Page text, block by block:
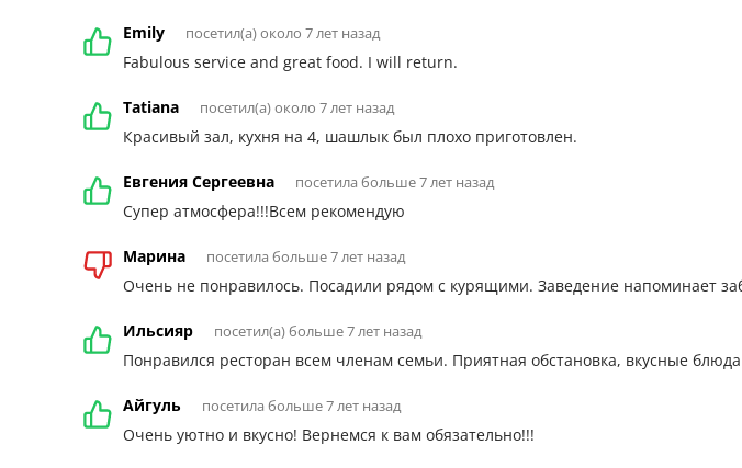
Emily посетил(а) около 7 лет назад
Fabulous service and great food. I will return.
Tatiana посетил(а) около 7 лет назад
Красивый зал, кухня на 4, шашлык был плохо приготовлен.
Евгения Сергеевна посетила больше 7 лет назад
Супер атмосфера!!!Всем рекомендую
Марина посетила больше 7 лет назад
Очень не понравилось. Посадили рядом с курящими. Заведение напоминает
Ильсияр посетил(а) больше 7 лет назад
Понравился ресторан всем членам семьи. Приятная обстановка, вкусные
Айгуль посетила больше 7 лет назад
Очень уютно и вкусно! Вернемся к вам обязательно!!!